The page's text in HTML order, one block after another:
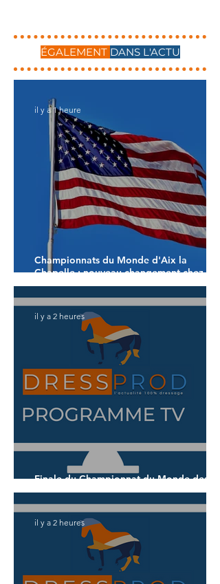
ÉGALEMENT DANS L'ACTU
Championnats du Monde d'Aix la
Chapelle : nouveau changement chez les
américains
il y a 1 heure
Finale du Championnat du Monde des 5
ans
il y a 2 heures
il y a 2 heures